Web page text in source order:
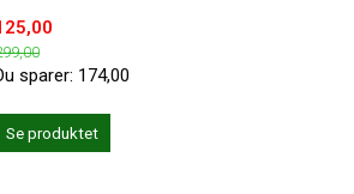
sparer: 174,00
Se produktet